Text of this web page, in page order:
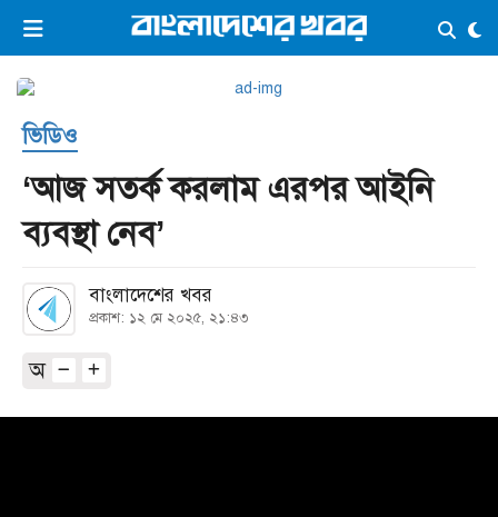
ভিডিও ই-পেপার লগইন ×
প্রচ্ছদ
সর্বশেষ
সব বিভাগ
কনভার্টার
ভিডিও
‘আজ সতর্ক করলাম এরপর আইনি
ব্যবস্থা নেব’
বাংলাদেশের খবর
প্রকাশ: ১২ মে ২০২৫, ২১:৪৩
অ